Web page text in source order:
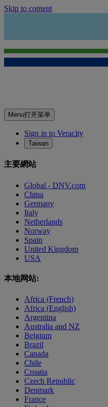
Skip to content
Menu打开菜单
Sign in to Veracity
Taiwan
主要網站
Global - DNV.com
China
Germany
Italy
Netherlands
Norway
Spain
United Kingdom
USA
本地网站:
Africa (French)
Africa (English)
Argentina
Australia and NZ
Belgium
Brazil
Canada
Chile
Croatia
Czech Republic
Denmark
France